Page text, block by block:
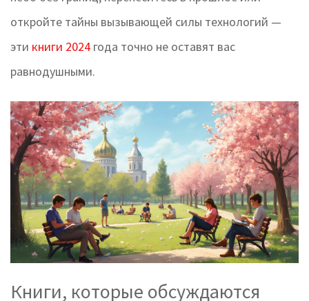
откройте тайны вызывающей силы технологий —
эти книги 2024 года точно не оставят вас
равнодушными.
Книги, которые обсуждаются